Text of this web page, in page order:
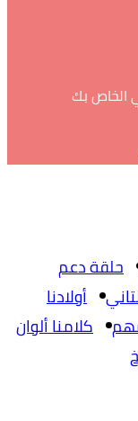
الخاص بك
حلقة دعم
أولادنا
كلامنا ألوان